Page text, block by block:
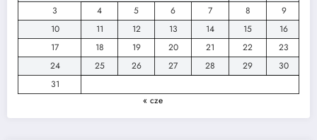
3
4 5 6 7 8
9
10
11 12 13 14 15
16
17
18 19 20 21 22
23
24
25 26 27 28 29
30
31
« cze